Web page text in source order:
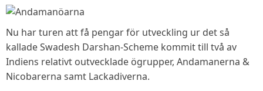
Nu har turen att få pengar för utveckling ur det så
kallade Swadesh Darshan-Scheme kommit till två av
Indiens relativt outvecklade ögrupper, Andamanerna &
Nicobarerna samt Lackadiverna.